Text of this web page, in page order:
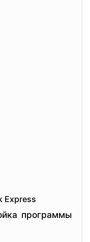
Express
программы